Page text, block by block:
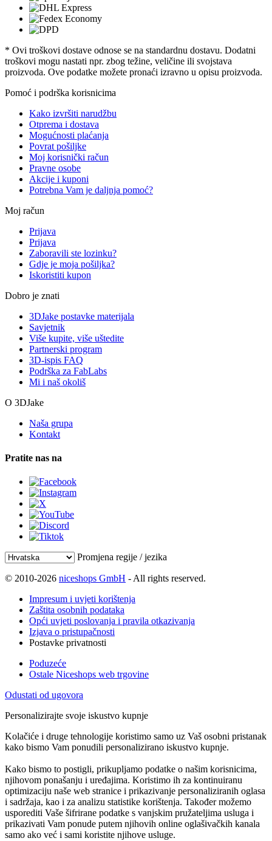
* Ovi troškovi dostave odnose se na standardnu ​​dostavu. Dodatni
troškovi mogu nastati npr. zbog težine, veličine ili svojstava
proizvoda. Ove podatke možete pronaći izravno u opisu proizvoda.
Pomoć i podrška korisnicima
Kako izvršiti narudžbu
Otprema i dostava
Mogućnosti plaćanja
Povrat pošiljke
Moj korisnički račun
Pravne osobe
Akcije i kuponi
Potrebna Vam je daljnja pomoć?
Moj račun
Prijava
Prijava
Zaboravili ste lozinku?
Gdje je moja pošiljka?
Iskoristiti kupon
Dobro je znati
3DJake postavke materijala
Savjetnik
Više kupite, više uštedite
Partnerski program
3D-ispis FAQ
Podrška za FabLabs
Mi i naš okoliš
O 3DJake
Naša grupa
Kontakt
Pratite nas na
Promjena regije / jezika
© 2010-2026 niceshops GmbH - All rights reserved.
Impresum i uvjeti korištenja
Zaštita osobnih podataka
Opći uvjeti poslovanja i pravila otkazivanja
Izjava o pristupačnosti
Postavke privatnosti
Poduzeće
Ostale Niceshops web trgovine
Odustati od ugovora
Personalizirajte svoje iskustvo kupnje
Kolačiće i druge tehnologije koristimo samo uz Vaš osobni pristanak
kako bismo Vam ponudili personalizirano iskustvo kupnje.
Kako bismo to postigli, prikupljamo podatke o našim korisnicima,
njihovom ponašanju i uređajima. Koristimo ih za kontinuiranu
optimizaciju naše web stranice i prikazivanje personaliziranih oglasa
i sadržaja, kao i za analizu statistike korištenja. Također možemo
usporediti Vaše šifrirane podatke s vanjskim pružateljima usluga i
prikazivati Vam ponude putem njihovih online oglašivačkih kanala
samo ako već i sami koristite njihove usluge.